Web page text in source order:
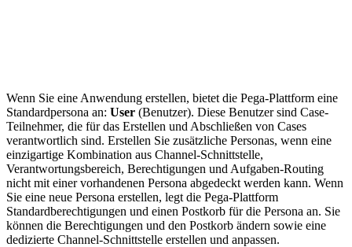
Wenn Sie eine Anwendung erstellen, bietet die Pega-Plattform eine
Standardpersona an: User (Benutzer). Diese Benutzer sind Case-
Teilnehmer, die für das Erstellen und Abschließen von Cases
verantwortlich sind. Erstellen Sie zusätzliche Personas, wenn eine
einzigartige Kombination aus Channel-Schnittstelle,
Verantwortungsbereich, Berechtigungen und Aufgaben-Routing
nicht mit einer vorhandenen Persona abgedeckt werden kann. Wenn
Sie eine neue Persona erstellen, legt die Pega-Plattform
Standardberechtigungen und einen Postkorb für die Persona an. Sie
können die Berechtigungen und den Postkorb ändern sowie eine
dedizierte Channel-Schnittstelle erstellen und anpassen.